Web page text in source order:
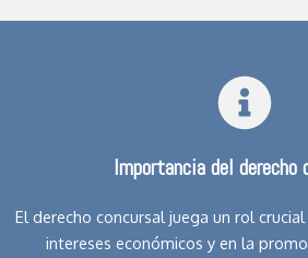
Importancia del derecho
El derecho concursal juega un rol
intereses económicos y en la